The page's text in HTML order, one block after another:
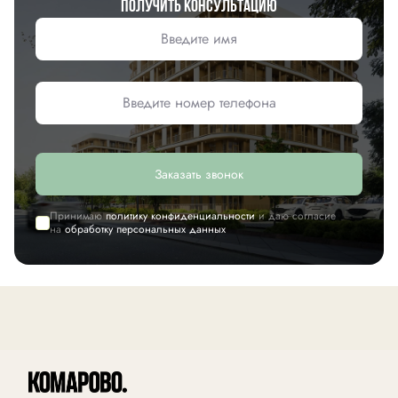
Получить консультацию
Заказать звонок
Принимаюполитику конфиденциальностии даю согласие
наобработку персональных данных